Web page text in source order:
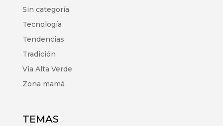
Sin categoría
Tecnología
Tendencias
Tradición
Via Alta Verde
Zona mamá
TEMAS